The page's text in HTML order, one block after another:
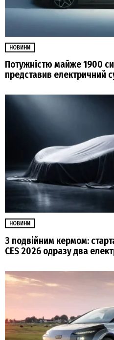
НОВИНИ
Потужністю майже 1900
представив електричний
НОВИНИ
З подвійним кермом:
CES 2026 одразу два